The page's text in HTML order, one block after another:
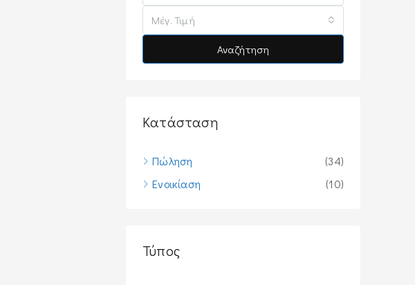
Μέγ. Τιμή
Αναζήτηση
Κατάσταση
Πώληση
(34)
Ενοικίαση
(10)
Τύπος